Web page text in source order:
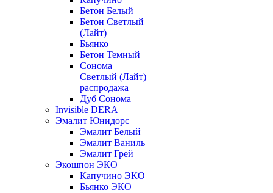
Бетон Белый
Бетон Светлый
(Лайт)
Бьянко
Бетон Темный
Сонома
Светлый (Лайт)
распродажа
Дуб Сонома
Invisible DERA
Эмалит Юнидорс
Эмалит Белый
Эмалит Ваниль
Эмалит Грей
Экошпон ЭКО
Капучино ЭКО
Бьянко ЭКО